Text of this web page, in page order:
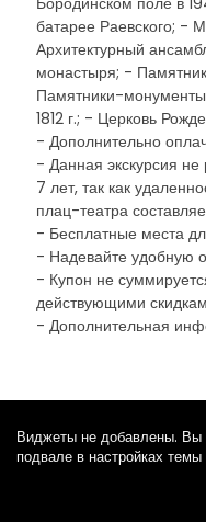
батарее Раевского; -
Архитектурный
монастыря; -
Памятники-
1812 г.; - Церковь
- Дополнительно
- Данная экскурсия
7 лет, так как
плац-театра
- Бесплатные места
- Надевайте удобную
- Купон не
действующими
- Дополнительная
Виджеты не добавлены. Вы
подвале в настройках